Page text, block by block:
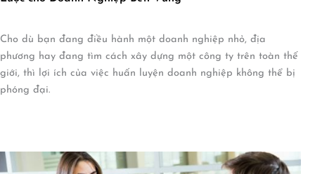
Cho dù bạn đang điều hành một doanh nghiệp nhỏ, địa
phương hay đang tìm cách xây dựng một công ty trên toàn thế
giới, thì lợi ích của việc huấn luyện doanh nghiệp không thể bị
phóng đại.